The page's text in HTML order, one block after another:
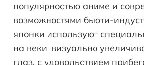
популярностью аниме и
возможностями бьюти-
японки используют
на веки, визуально
глаз, с удовольствием